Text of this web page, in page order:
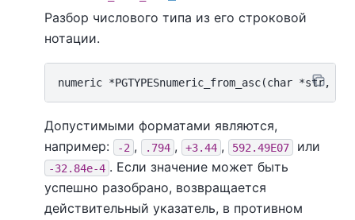
Разбор числового типа из его строковой
нотации.
Допустимыми форматами являются,
например:
-2 , .794 , +3.44 , 592.49E07 или
-32.84e-4 . Если значение может быть
успешно разобрано, возвращается
действительный указатель, в противном